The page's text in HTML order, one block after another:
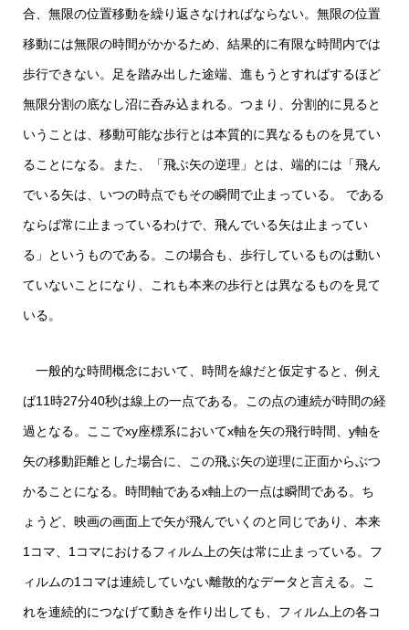
合、無限の位置移動を繰り返さなければならない。無限の位置
移動には無限の時間がかかるため、結果的に有限な時間内では
歩行できない。足を踏み出した途端、進もうとすればするほど
無限分割の底なし沼に呑み込まれる。つまり、分割的に見ると
いうことは、移動可能な歩行とは本質的に異なるものを見てい
ることになる。また、「飛ぶ矢の逆理」とは、端的には「飛ん
でいる矢は、いつの時点でもその瞬間で止まっている。 である
ならば常に止まっているわけで、飛んでいる矢は止まってい
る」というものである。この場合も、歩行しているものは動い
ていないことになり、これも本来の歩行とは異なるものを見て
いる。
一般的な時間概念において、時間を線だと仮定すると、例え
ば11時27分40秒は線上の一点である。この点の連続が時間の経
過となる。ここでxy座標系においてx軸を矢の飛行時間、y軸を
矢の移動距離とした場合に、この飛ぶ矢の逆理に正面からぶつ
かることになる。時間軸であるx軸上の一点は瞬間である。ち
ょうど、映画の画面上で矢が飛んでいくのと同じであり、本来
1コマ、1コマにおけるフィルム上の矢は常に止まっている。フ
ィルムの1コマは連続していない離散的なデータと言える。こ
れを連続的につなげて動きを作り出しても、フィルム上の各コ